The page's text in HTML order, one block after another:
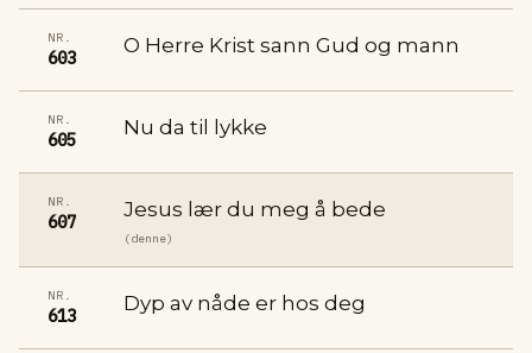
NR.
603
O Herre Krist sann Gud og mann
NR.
605
Nu da til lykke
NR.
607
Jesus lær du meg å bede
(denne)
NR.
613
Dyp av nåde er hos deg